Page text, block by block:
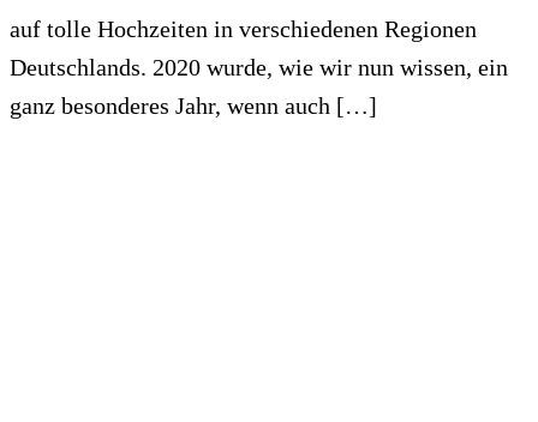
auf tolle Hochzeiten in verschiedenen Regionen
Deutschlands. 2020 wurde, wie wir nun wissen, ein
ganz besonderes Jahr, wenn auch […]